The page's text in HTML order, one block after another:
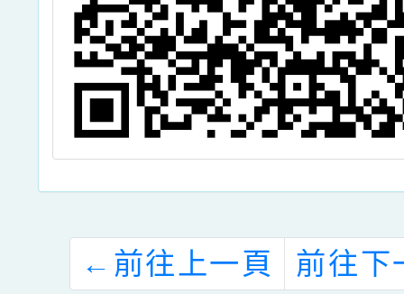
← 前往上一頁 前往下